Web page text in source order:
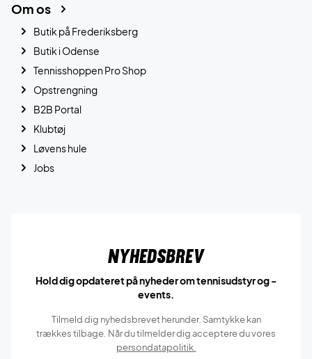
Om os
Butik på Frederiksberg
Butik i Odense
Tennisshoppen Pro Shop
Opstrengning
B2B Portal
Klubtøj
Løvens hule
Jobs
Nyhedsbrev
Hold dig opdateret på nyheder om tennisudstyr og -
events.
Tilmeld dig nyhedsbrevet herunder. Samtykke kan
trækkes tilbage. Når du tilmelder dig acceptere du vores
persondatapolitik.